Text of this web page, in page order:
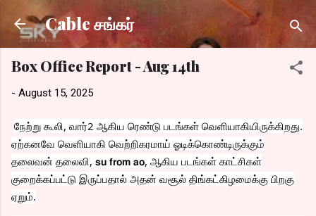
Skip to main content
Cable சங்கர்
Box Office Report - Aug 14th
- August 15, 2025
நேற்று கூலி, வார்2 ஆகிய ரெண்டு படங்கள் வெளியாகியிருக்கிறது.
ஏற்கனவே வெளியாகி வெற்றிகரமாய் ஓடிக்கொண்டிருக்கும்
தலைவன் தலைவி, 𝘀𝘂 𝗳𝗿𝗼𝗺 𝗮𝗼, ஆகிய படங்கள் காட்சிகள்
குறைக்கப்பட்டு இருப்பதால் அதன் வசூல் திங்கட்கிழமைக்கு பிறகு
ஏறும்.